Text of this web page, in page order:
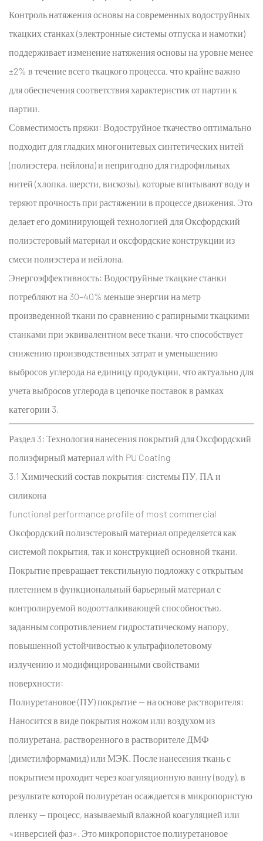
Контроль натяжения основы на современных водоструйных
ткацких станках (электронные системы отпуска и намотки)
поддерживает изменение натяжения основы на уровне менее
±2% в течение всего ткацкого процесса, что крайне важно
для обеспечения соответствия характеристик от партии к
партии.
Совместимость пряжи: Водоструйное ткачество оптимально
подходит для гладких многонитевых синтетических нитей
(полиэстера, нейлона) и непригодно для гидрофильных
нитей (хлопка, шерсти, вискозы), которые впитывают воду и
теряют прочность при растяжении в процессе движения. Это
делает его доминирующей технологией дляОксфордский
полиэстеровый материали оксфордские конструкции из
смеси полиэстера и нейлона.
Энергоэффективность: Водоструйные ткацкие станки
потребляют на 30–40% меньше энергии на метр
произведенной ткани по сравнению с рапирными ткацкими
станками при эквивалентном весе ткани, что способствует
снижению производственных затрат и уменьшению
выбросов углерода на единицу продукции, что актуально для
учета выбросов углерода в цепочке поставок в рамках
категории 3.
Раздел 3: Технология нанесения покрытий дляОксфордский
полиэфирный материал with PU Coating
3.1 Химический состав покрытия: системы ПУ, ПА и
силикона
functional performance profile of most commercial
Оксфордский полиэстеровый материалопределяется как
системой покрытия, так и конструкцией основной ткани.
Покрытие превращает текстильную подложку с открытым
плетением в функциональный барьерный материал с
контролируемой водоотталкивающей способностью,
заданным сопротивлением гидростатическому напору,
повышенной устойчивостью к ультрафиолетовому
излучению и модифицированными свойствами
поверхности:
Полиуретановое (ПУ) покрытие — на основе растворителя:
Наносится в виде покрытия ножом или воздухом из
полиуретана, растворенного в растворителе ДМФ
(диметилформамид) или МЭК. После нанесения ткань с
покрытием проходит через коагуляционную ванну (воду), в
результате которой полиуретан осаждается в микропористую
пленку — процесс, называемый влажной коагуляцией или
«инверсией фаз». Это микропористое полиуретановое